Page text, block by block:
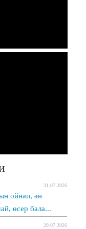
31.07.2026
ойнап, ән
өсер бала...
29.07.2026